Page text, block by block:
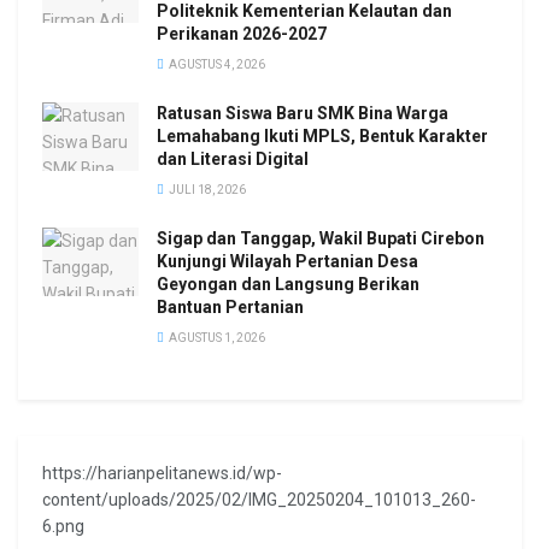
Politeknik Kementerian Kelautan dan
Perikanan 2026-2027
AGUSTUS 4, 2026
Ratusan Siswa Baru SMK Bina Warga
Lemahabang Ikuti MPLS, Bentuk Karakter
dan Literasi Digital
JULI 18, 2026
Sigap dan Tanggap, Wakil Bupati Cirebon
Kunjungi Wilayah Pertanian Desa
Geyongan dan Langsung Berikan
Bantuan Pertanian
AGUSTUS 1, 2026
https://harianpelitanews.id/wp-
content/uploads/2025/02/IMG_20250204_101013_260-
6.png